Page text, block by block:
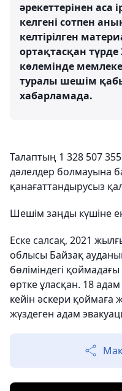
әрекеттерінен
келгені сотпен
келтірілген
ортақтасқан түрде
көлемінде
туралы шешім
хабарламада.
Талаптың 1 328 507 355
дәлелдер болмауына
қанағаттандырусыз
Шешім заңды күшіне
Еске салсақ, 2021
облысы Байзақ
бөліміндегі
өртке ұласқан. 18
кейін әскери
жүздеген адам